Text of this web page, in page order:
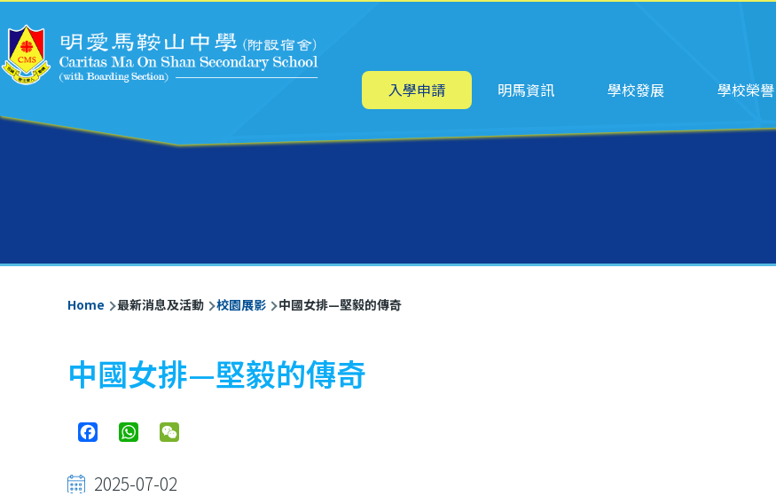
Main
入學申請 明馬資訊 學校發展 學校榮譽
Breadcrumb
Home 最新消息及活動 校園展影 中國女排—堅毅的傳奇
中國女排—堅毅的傳奇
FacebookWhatsApp
2025-07-02